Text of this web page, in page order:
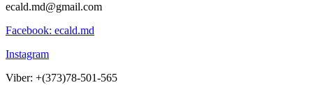
ecald.md@gmail.com
Facebook: ecald.md
Instagram
Viber: +(373)78-501-565